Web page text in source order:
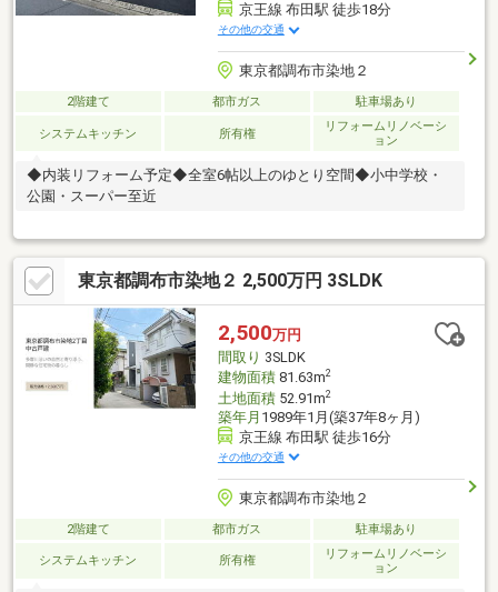
京王線 布田駅 徒歩18分
その他の交通
東京都調布市染地２
2階建て 都市ガス 駐車場あり
システムキッチン 所有権
リフォームリノベーシ
ョン
◆内装リフォーム予定◆全室6帖以上のゆとり空間◆小中学校・
公園・スーパー至近
東京都調布市染地２ 2,500万円 3SLDK
2,500万円
間取り 3SLDK
建物面積81.63m2
土地面積52.91m2
築年月 1989年1月(築37年8ヶ月)
京王線 布田駅 徒歩16分
その他の交通
東京都調布市染地２
2階建て 都市ガス 駐車場あり
システムキッチン 所有権
リフォームリノベーシ
ョン